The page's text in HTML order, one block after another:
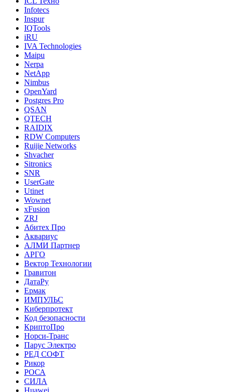
Infotecs
Inspur
IQTools
iRU
IVA Technologies
Maipu
Nerpa
NetApp
Nimbus
OpenYard
Postgres Pro
QSAN
QTECH
RAIDIX
RDW Computers
Ruijie Networks
Shvacher
Sitronics
SNR
UserGate
Utinet
Wownet
xFusion
ZRJ
Абитех Про
Аквариус
АЛМИ Партнер
АРГО
Вектор Технологии
Гравитон
ДатаРу
Ермак
ИМПУЛЬС
Киберпротект
Код безопасности
КриптоПро
Норси-Транс
Парус Электро
РЕД СОФТ
Рикор
РОСА
СИЛА
Huawei